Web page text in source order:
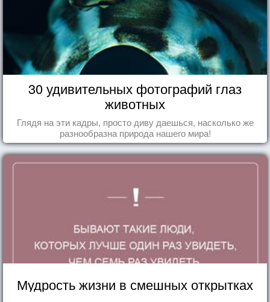
30 удивительных фотографий глаз
животных
Глядя на эти кадры, просто диву даешься, насколько же
разнообразна природа нашего мира!
Мудрость жизни в смешных открытках